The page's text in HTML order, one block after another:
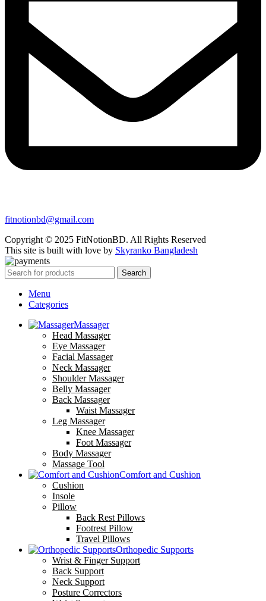
fitnotionbd@gmail.com
Copyright © 2025 FitNotionBD. All Rights Reserved
This site is built with love by Skyranko Bangladesh
Search
Menu
Categories
Massager
Head Massager
Eye Massager
Facial Massager
Neck Massager
Shoulder Massager
Belly Massager
Back Massager
Waist Massager
Leg Massager
Knee Massager
Foot Massager
Body Massager
Massage Tool
Comfort and Cushion
Cushion
Insole
Pillow
Back Rest Pillows
Footrest Pillow
Travel Pillows
Orthopedic Supports
Wrist & Finger Support
Back Support
Neck Support
Posture Correctors